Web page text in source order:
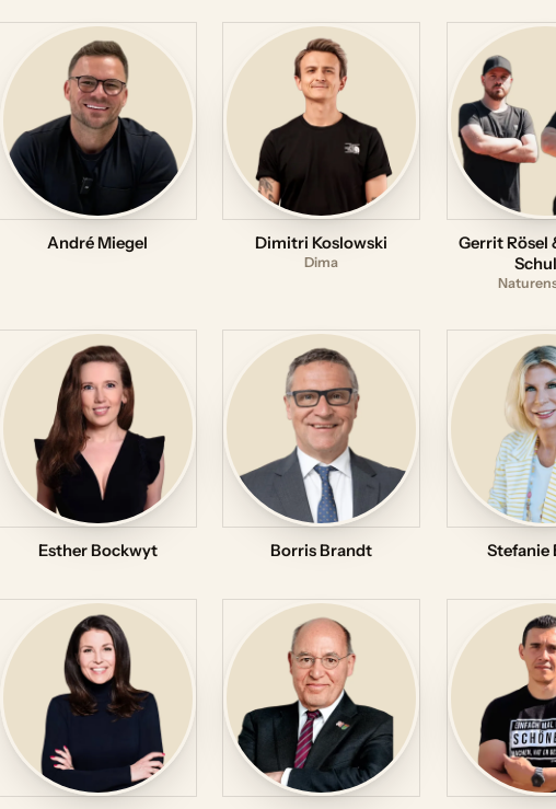
André Miegel Dimitri Koslowski
Dima
Gerrit Rösel
Esther Bockwyt Borris Brandt Stefanie